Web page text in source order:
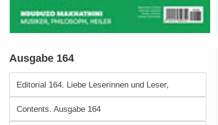
Ausgabe 164
Editorial 164. Liebe Leserinnen und Leser,
Contents. Ausgabe 164